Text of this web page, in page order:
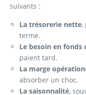
suivants :
La trésorerie nette,
terme.
Le besoin en fonds
paient tard.
La marge
absorber un choc.
La saisonnalité,